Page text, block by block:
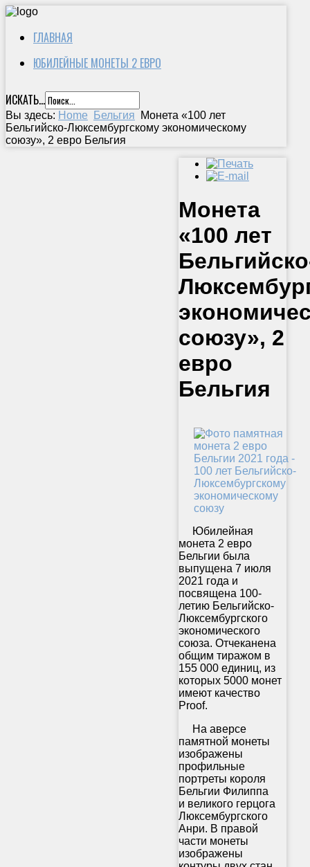
ГЛАВНАЯ
ЮБИЛЕЙНЫЕ МОНЕТЫ 2 ЕВРО
ИСКАТЬ...
Вы здесь: Home Бельгия
Монета «100 лет
Бельгийско-Люксембургскому экономическому
союзу», 2 евро Бельгия
Монета
«100 лет
союзу», 2
евро
Бельгия
Юбилейная
монета 2 евро
Бельгии была
выпущена 7 июля
2021 года и
посвящена 100-
летию Бельгийско-
Люксембургского
экономического
союза. Отчеканена
общим тиражом в
155 000 единиц, из
которых 5000 монет
имеют качество
Proof.
На аверсе
памятной монеты
изображены
профильные
портреты короля
Бельгии Филиппа
и великого герцога
Люксембургского
Анри. В правой
части монеты
изображены